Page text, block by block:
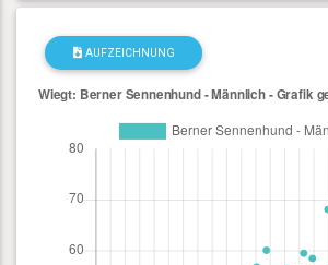
AUFZEICHNUNG